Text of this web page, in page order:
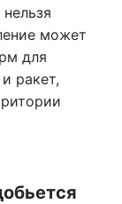
может
для
ракет,